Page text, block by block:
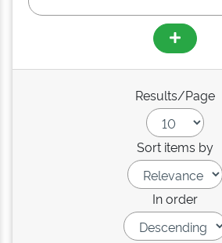
Results/Page
Sort items by
In order